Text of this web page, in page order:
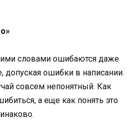
словами ошибаются даже
ошибки в написании.
совсем непонятный. Как
а еще как понять это